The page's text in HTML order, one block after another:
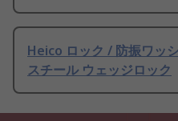
Heico ロック / 防振ワッ
スチール ウェッジロック